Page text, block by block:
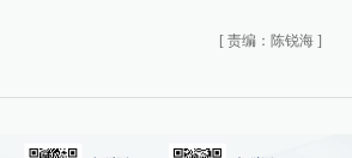
[ 责编：陈锐海 ]